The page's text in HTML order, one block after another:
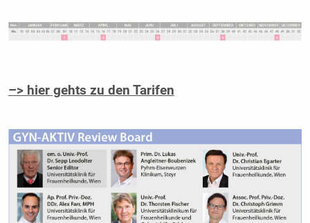
–> hier gehts zu den Tarifen